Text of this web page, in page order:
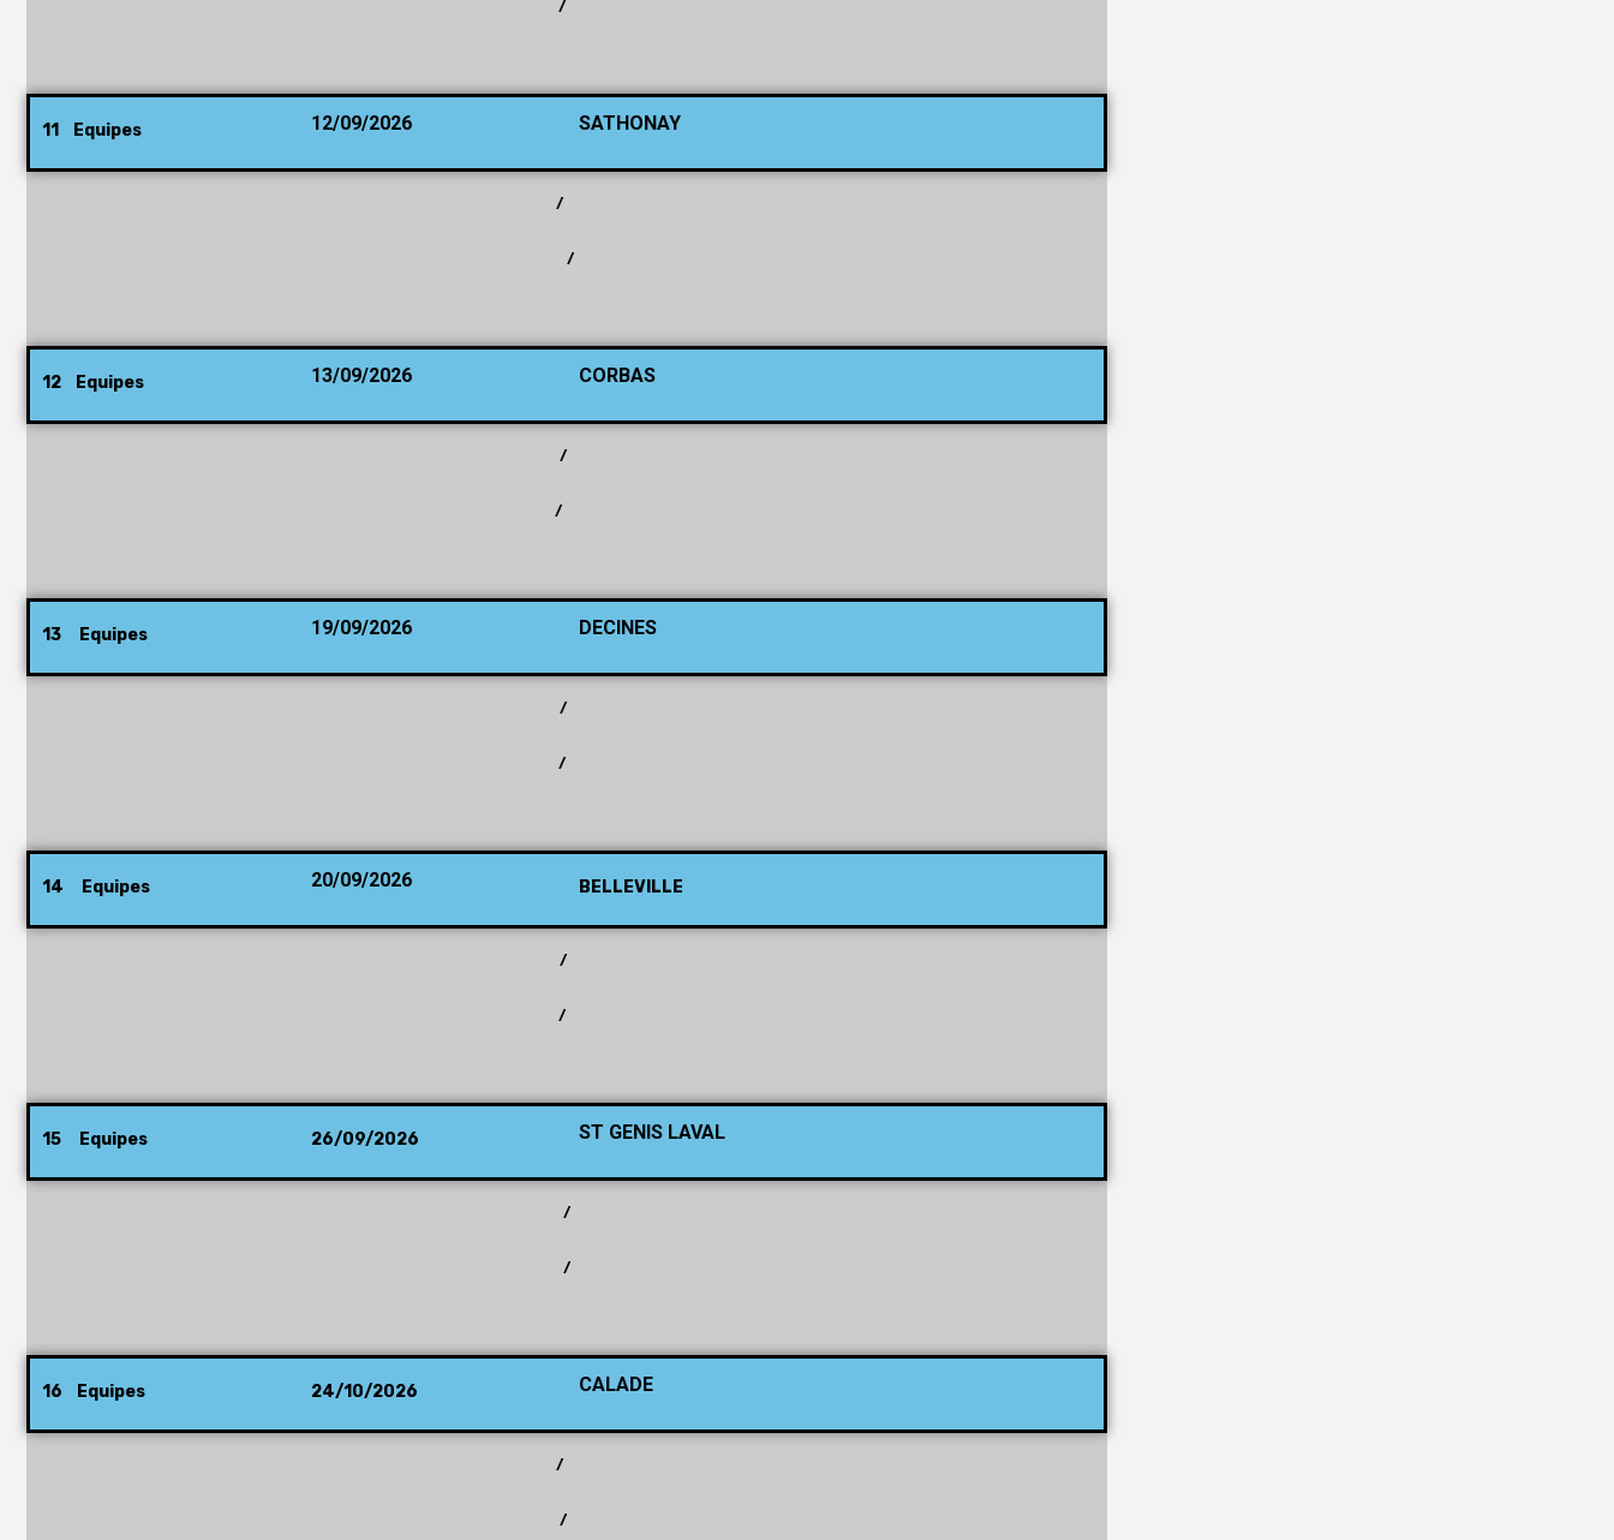
/
11 Equipes 12/09/2026 SATHONAY
/
/
12 Equipes 13/09/2026 CORBAS
/
/
13 Equipes 19/09/2026 DECINES
/
/
14 Equipes 20/09/2026 BELLEVILLE
/
/
15 Equipes 26/09/2026 ST GENIS LAVAL
/
/
16 Equipes 24/10/2026 CALADE
/
/